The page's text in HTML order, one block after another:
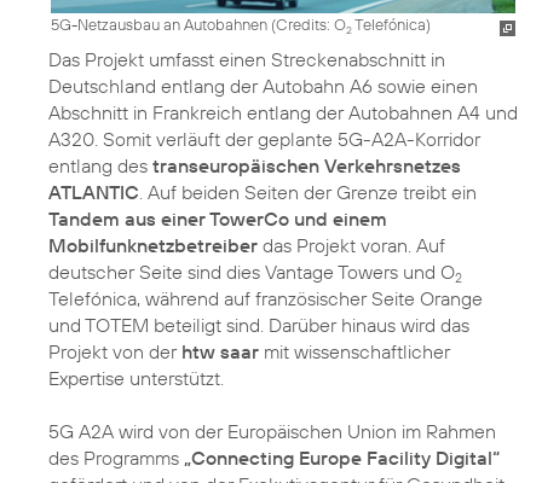
5G-Netzausbau an Autobahnen (Credits: O2Telefónica)
Das Projekt umfasst einen Streckenabschnitt in
Deutschland entlang der Autobahn A6 sowie einen
Abschnitt in Frankreich entlang der Autobahnen A4 und
A320. Somit verläuft der geplante 5G-A2A-Korridor
entlang des transeuropäischen Verkehrsnetzes
ATLANTIC . Auf beiden Seiten der Grenze treibt ein
Tandem aus einer TowerCo und einem
Mobilfunknetzbetreiber das Projekt voran. Auf
deutscher Seite sind dies Vantage Towers und O2
Telefónica, während auf französischer Seite Orange
und TOTEM beteiligt sind. Darüber hinaus wird das
Projekt von der htw saar mit wissenschaftlicher
Expertise unterstützt.
5G A2A wird von der Europäischen Union im Rahmen
des Programms „Connecting Europe Facility Digital“